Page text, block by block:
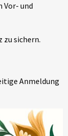
Vor- und
zu sichern.
Anmeldung